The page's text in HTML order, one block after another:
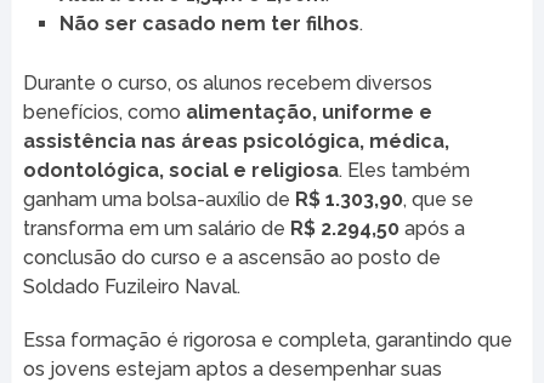
Não ser casado nem ter filhos.
Durante o curso, os alunos recebem diversos
benefícios, como alimentação, uniforme e
assistência nas áreas psicológica, médica,
odontológica, social e religiosa. Eles também
ganham uma bolsa-auxílio de R$ 1.303,90, que se
transforma em um salário de R$ 2.294,50após a
conclusão do curso e a ascensão ao posto de
Soldado Fuzileiro Naval.
Essa formação é rigorosa e completa, garantindo que
os jovens estejam aptos a desempenhar suas